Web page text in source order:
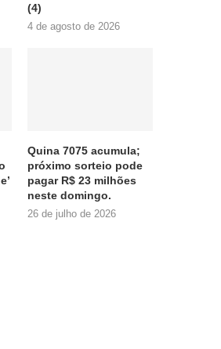
(4)
4 de agosto de 2026
Quina 7075 acumula;
próximo sorteio pode
pagar R$ 23 milhões
neste domingo.
26 de julho de 2026